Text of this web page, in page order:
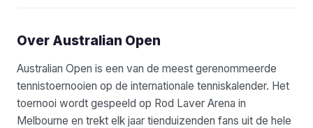
Over Australian Open
Australian Open is een van de meest gerenommeerde
tennistoernooien op de internationale tenniskalender. Het
toernooi wordt gespeeld op Rod Laver Arena in
Melbourne en trekt elk jaar tienduizenden fans uit de hele